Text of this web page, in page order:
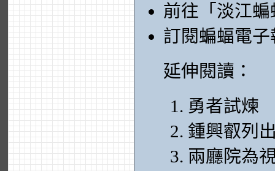
前往「淡江
訂閱蝙蝠電子
延伸閱讀：
勇者試煉
鍾興叡列
兩廳院為